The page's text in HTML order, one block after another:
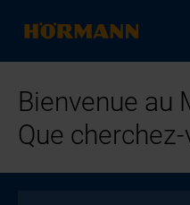
Bienvenue au
Que